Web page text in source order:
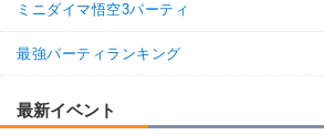
ミニダイマ悟空3パーティ
最強パーティランキング
最新イベント